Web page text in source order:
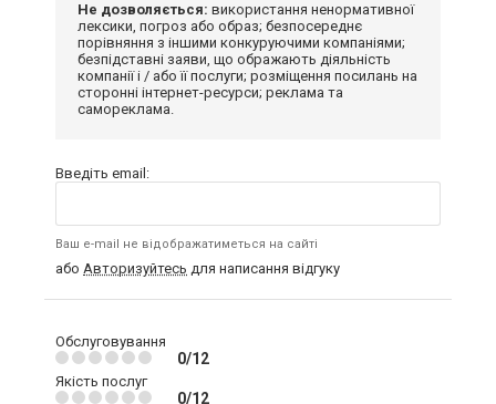
Не дозволяється: використання ненормативної
лексики, погроз або образ; безпосереднє
порівняння з іншими конкуруючими компаніями;
безпідставні заяви, що ображають діяльність
компанії і / або її послуги; розміщення посилань на
сторонні інтернет-ресурси; реклама та
самореклама.
Введіть email:
Ваш e-mail не відображатиметься на сайті
або Авторизуйтесь для написання відгуку
Обслуговування
0/12
Якість послуг
0/12